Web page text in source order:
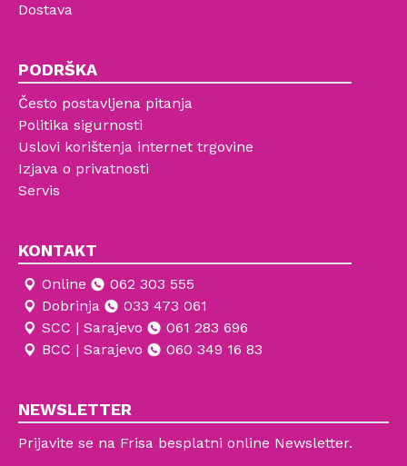
Dostava
PODRŠKA
Često postavljena pitanja
Politika sigurnosti
Uslovi korištenja internet trgovine
Izjava o privatnosti
Servis
KONTAKT
Online
062 303 555
Dobrinja
033 473 061
SCC | Sarajevo
061 283 696
BCC | Sarajevo
060 349 16 83
NEWSLETTER
Prijavite se na Frisa besplatni online Newsletter.